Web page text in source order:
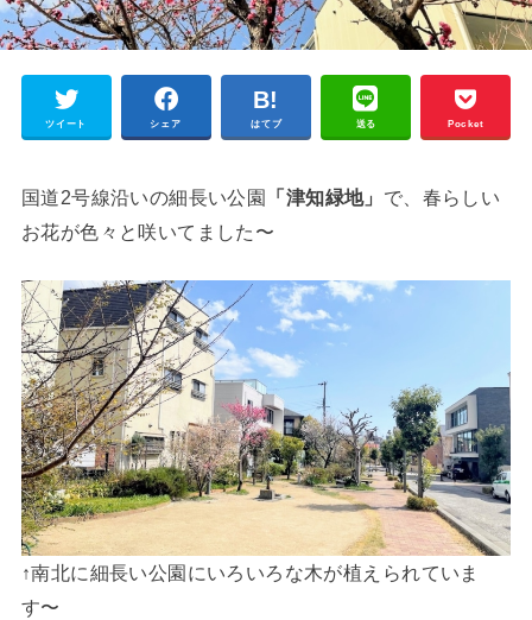
ツイート シェア はてブ 送る Pocket
国道2号線沿いの細長い公園 「津知緑地」 で、春らしい
お花が色々と咲いてました〜
↑南北に細長い公園にいろいろな木が植えられていま
す〜